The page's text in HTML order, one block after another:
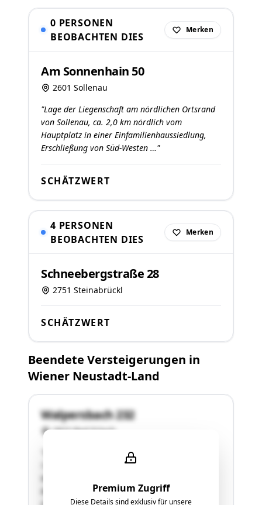
0 PERSONEN
BEOBACHTEN DIES
Merken
Am Sonnenhain 50
2601 Sollenau
"Lage der Liegenschaft am nördlichen Ortsrand
von Sollenau, ca. 2,0 km nördlich vom
Hauptplatz in einer Einfamilienhaussiedlung,
Erschließung von Süd-Westen …"
SCHÄTZWERT
4 PERSONEN
BEOBACHTEN DIES
Merken
Schneebergstraße 28
2751 Steinabrückl
SCHÄTZWERT
Beendete Versteigerungen in
Wiener Neustadt-Land
Premium Zugriff
Diese Details sind exklusiv für unsere
Walpersbach 232
2822 Bad Erlach
1.298 m2 , Einfamilienhaus mit Doppelgarage,
Walpersbach 232
Ruhige, normale Wohnlage am nördlichen